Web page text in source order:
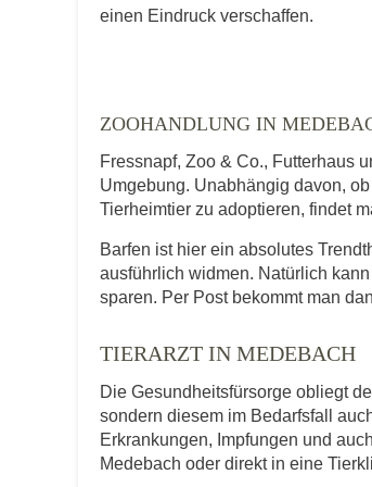
E-Mail-Adresse
Mit Absenden der
einen Eindruck verschaffen.
ZOOHANDLUNG IN
Fressnapf, Zoo & Co., Futterhaus
Umgebung. Unabhängig davon,
Tierheimtier zu adoptieren, findet
Barfen ist hier ein absolutes
ausführlich widmen. Natürlich
sparen. Per Post bekommt man
TIERARZT IN MEDEBACH
Die Gesundheitsfürsorge obliegt
sondern diesem im Bedarfsfall
Erkrankungen, Impfungen und
Medebach oder direkt in eine